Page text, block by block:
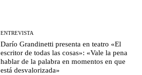
ENTREVISTA
Darío Grandinetti presenta en teatro «El
escritor de todas las cosas»: «Vale la pena
hablar de la palabra en momentos en que
está desvalorizada»